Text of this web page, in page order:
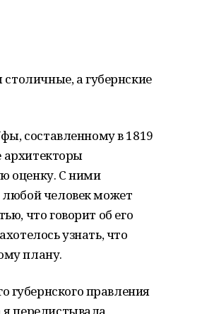
столичные, а губернские
составленному в 1819
архитекторы
оценку. С ними
человек может
что говорит об его
узнать, что
плану.
правления